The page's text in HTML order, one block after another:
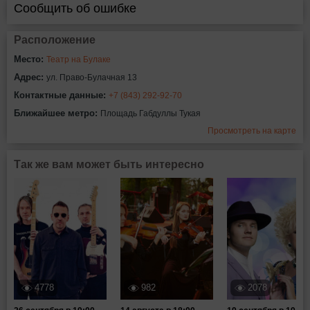
Сообщить об ошибке
Расположение
Место: Театр на Булаке
Адрес: ул. Право-Булачная 13
Контактные данные: +7 (843) 292-92-70
Ближайшее метро: Площадь Габдуллы Тукая
Просмотреть на карте
Так же вам может быть интересно
4778 982 2078